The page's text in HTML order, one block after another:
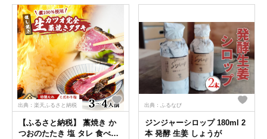
出典：楽天ふるさと納税
【ふるさと納税】 藁焼き か
つおのたたき 塩 タレ 食べ比
出典：ふるなび
ジンジャーシロップ 180ml 2
本 発酵 生姜 しょうが